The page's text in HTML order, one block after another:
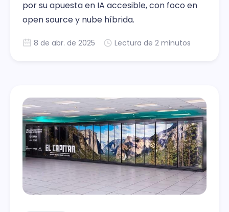
por su apuesta en IA accesible, con foco en
open source y nube híbrida.
8 de abr. de 2025 Lectura de 2 minutos